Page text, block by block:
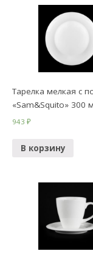
Тарелка мелкая с
«Sam&Squito» 300
943₽
В корзину